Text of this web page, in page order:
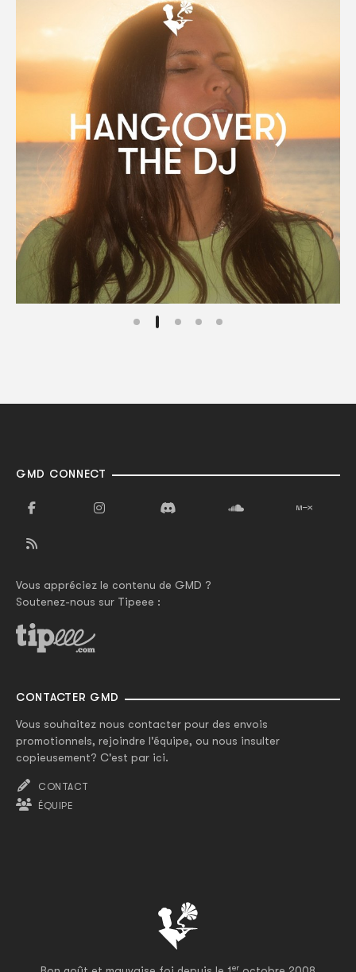
er
GMD CONNECT
Vous appréciez le contenu de GMD ?
Soutenez-nous sur Tipeee :
CONTACTER GMD
Vous souhaitez nous contacter pour des envois
promotionnels, rejoindre l'équipe, ou nous insulter
copieusement? C'est par ici.
CONTACT
ÉQUIPE